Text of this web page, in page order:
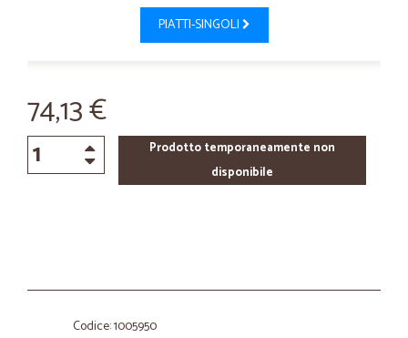
PIATTI-SINGOLI
74,13 €
Prodotto temporaneamente non
disponibile
Codice: 1005950